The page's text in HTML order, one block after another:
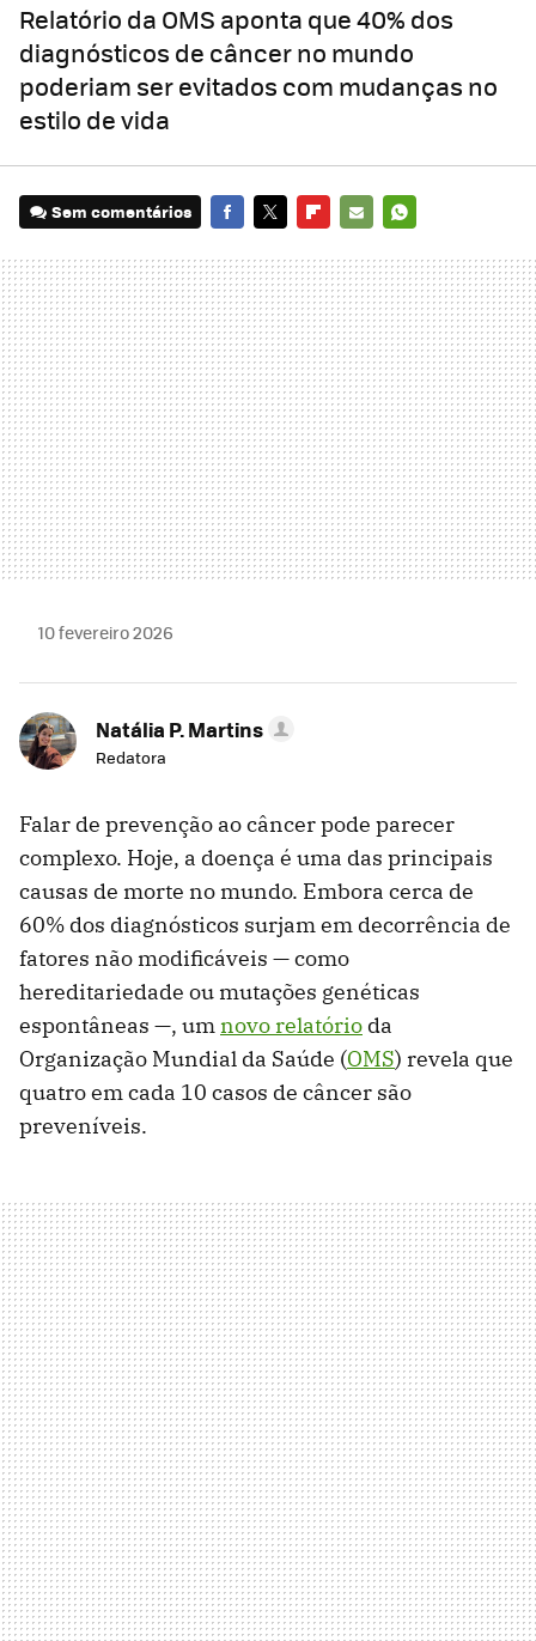
Relatório da OMS aponta que 40% dos
diagnósticos de câncer no mundo
poderiam ser evitados com mudanças no
estilo de vida
Sem comentários
MAIL
10 fevereiro 2026
Natália P. Martins
Redatora
Falar de prevenção ao câncer pode parecer
complexo. Hoje, a doença é uma das principais
causas de morte no mundo. Embora cerca de
60% dos diagnósticos surjam em decorrência de
fatores não modificáveis — como
hereditariedade ou mutações genéticas
espontâneas —, umnovo relatório da
Organização Mundial da Saúde (OMS) revela que
quatro em cada 10 casos de câncer são
preveníveis.